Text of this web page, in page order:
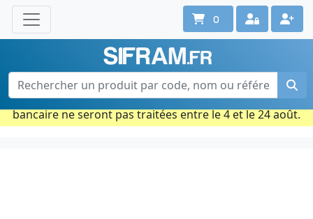
Une question ? Un conseil ?
Contactez-nous au 02 40 92 17 71
Ouvert du lun. au vend. de 08h à 18h
Période estivale : Les commandes prises par carte
bancaire ne seront pas traitées entre le 4 et le 24 août.
0